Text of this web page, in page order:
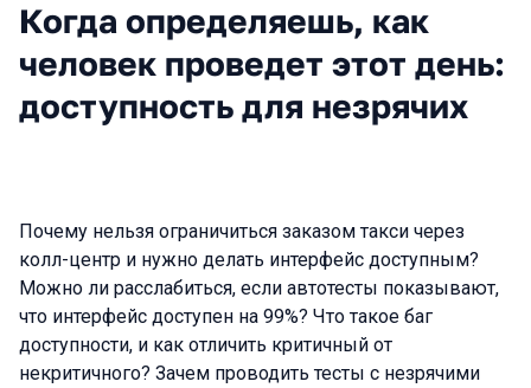
Когда определяешь, как
человек проведет этот день:
доступность для незрячих
Почему нельзя ограничиться заказом такси через
колл-центр и нужно делать интерфейс доступным?
Можно ли расслабиться, если автотесты показывают,
что интерфейс доступен на 99%? Что такое баг
доступности, и как отличить критичный от
некритичного? Зачем проводить тесты с незрячими